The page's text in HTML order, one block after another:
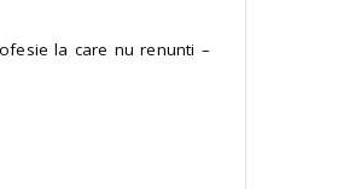
la care nu renunti –